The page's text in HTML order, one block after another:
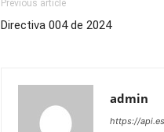
Previous article
Directiva 004 de 2024
admin
https://